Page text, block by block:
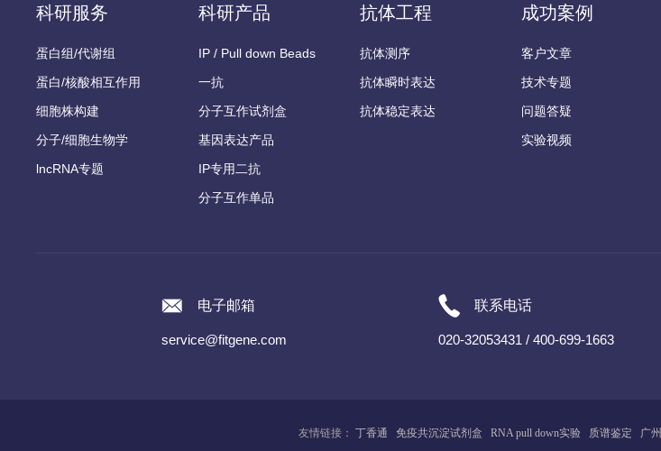
科研服务
蛋白组/代谢组
蛋白/核酸相互作用
细胞株构建
分子/细胞生物学
lncRNA专题
科研产品
IP / Pull down Beads
一抗
分子互作试剂盒
基因表达产品
IP专用二抗
分子互作单品
抗体工程
抗体测序
抗体瞬时表达
抗体稳定表达
成功案例
客户文章
技术专题
问题答疑
实验视频
电子邮箱
service@fitgene.com
联系电话
020-32053431 / 400-699-1663
友情链接： 丁香通 免疫共沉淀试剂盒 RNA pull down实验 质谱鉴定 广州